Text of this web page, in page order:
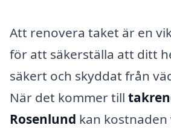
Att renovera taket är en
för att säkerställa att ditt
säkert och skyddat från
När det kommer till
Rosenlund kan kostnaden